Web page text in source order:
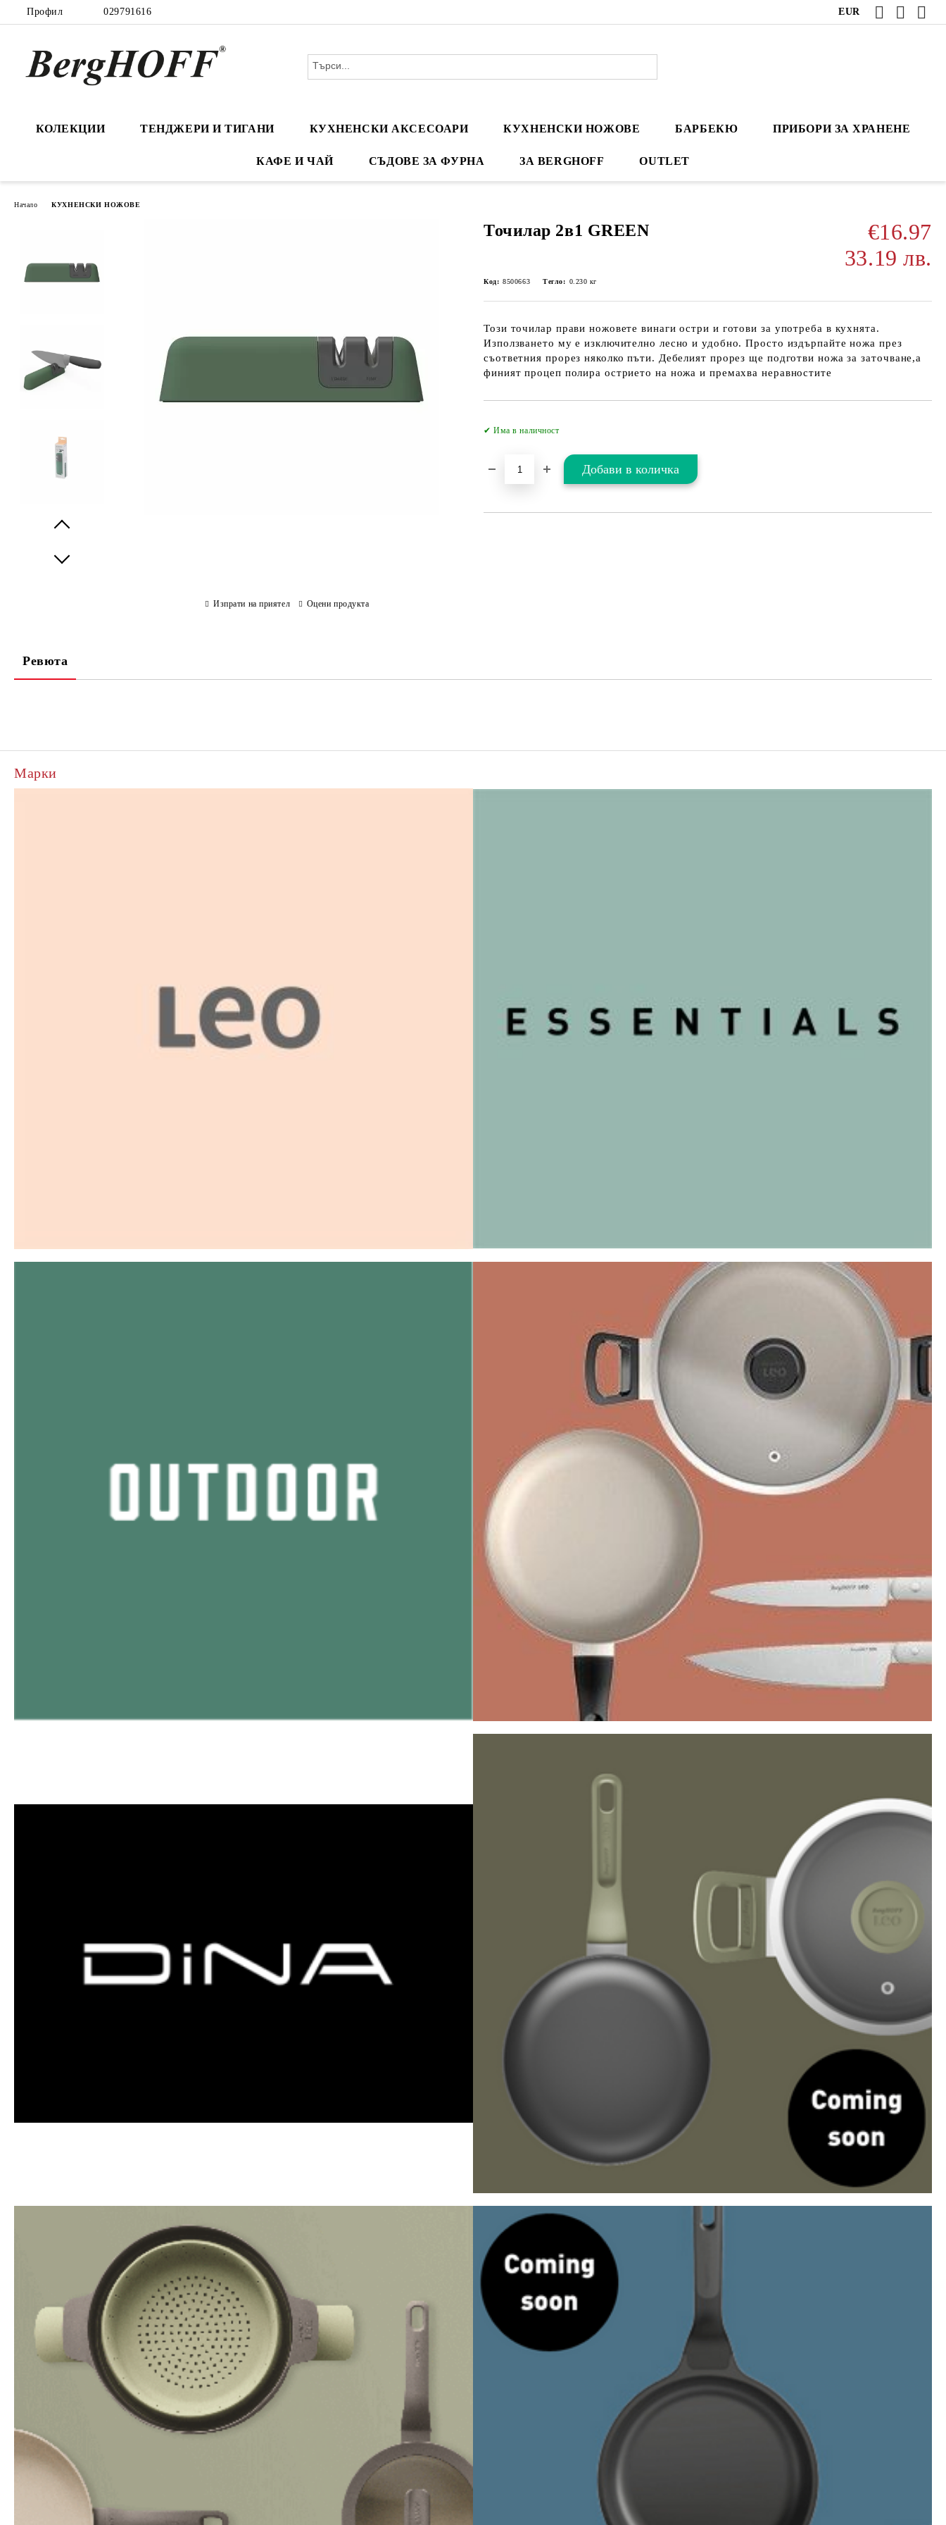
Профил 029791616 EUR
КОЛЕКЦИИ ТЕНДЖЕРИ И ТИГАНИ КУХНЕНСКИ АКСЕСОАРИ КУХНЕНСКИ НОЖОВЕ БАРБЕКЮ ПРИБОРИ ЗА ХРАНЕНЕ
КАФЕ И ЧАЙ СЪДОВЕ ЗА ФУРНА ЗА BERGHOFF OUTLET
Начало КУХНЕНСКИ НОЖОВЕ
Точилар 2в1 GREEN
€16.97
33.19 лв.
Код: 8500663 Тегло: 0.230 кг
Този точилар прави ножовете винаги остри и готови за употреба в кухнята.
Използването му е изключително лесно и удобно. Просто издърпайте ножа през
съответния прорез няколко пъти. Дебелият прорез ще подготви ножа за заточване,а
финият процеп полира острието на ножа и премахва неравностите
✔ Има в наличност
Изпрати на приятел Оцени продукта
Ревюта
Марки